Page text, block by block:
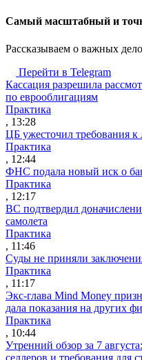
Cамый масштабный и
Рассказываем о важных
Перейти в Telegram
Кассация разрешила
по еврооблигациям
Практика
, 13:28
ЦБ ужесточил требования
Практика
, 12:44
ФНС подала новый иск о
Практика
, 12:17
ВС подтвердил
самолета
Практика
, 11:46
Суды не приняли
Практика
, 11:17
Экс-глава Mind Money
дала показания на других
Практика
, 10:44
Утренний обзор за 7
селлеров и требования для